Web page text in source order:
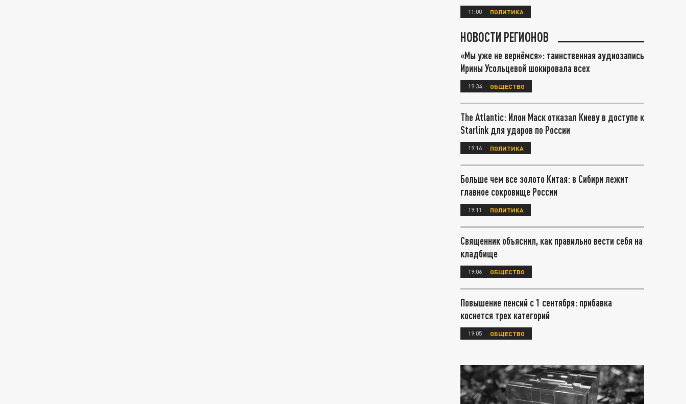
11:00 ПОЛИТИКА
НОВОСТИ РЕГИОНОВ
«Мы уже не вернёмся»: таинственная аудиозапись
Ирины Усольцевой шокировала всех
19:34 ОБЩЕСТВО
The Atlantic: Илон Маск отказал Киеву в доступе к
Starlink для ударов по России
19:16 ПОЛИТИКА
Больше чем все золото Китая: в Сибири лежит
главное сокровище России
19:11 ПОЛИТИКА
Священник объяснил, как правильно вести себя на
кладбище
19:06 ОБЩЕСТВО
Повышение пенсий с 1 сентября: прибавка
коснется трех категорий
19:05 ОБЩЕСТВО